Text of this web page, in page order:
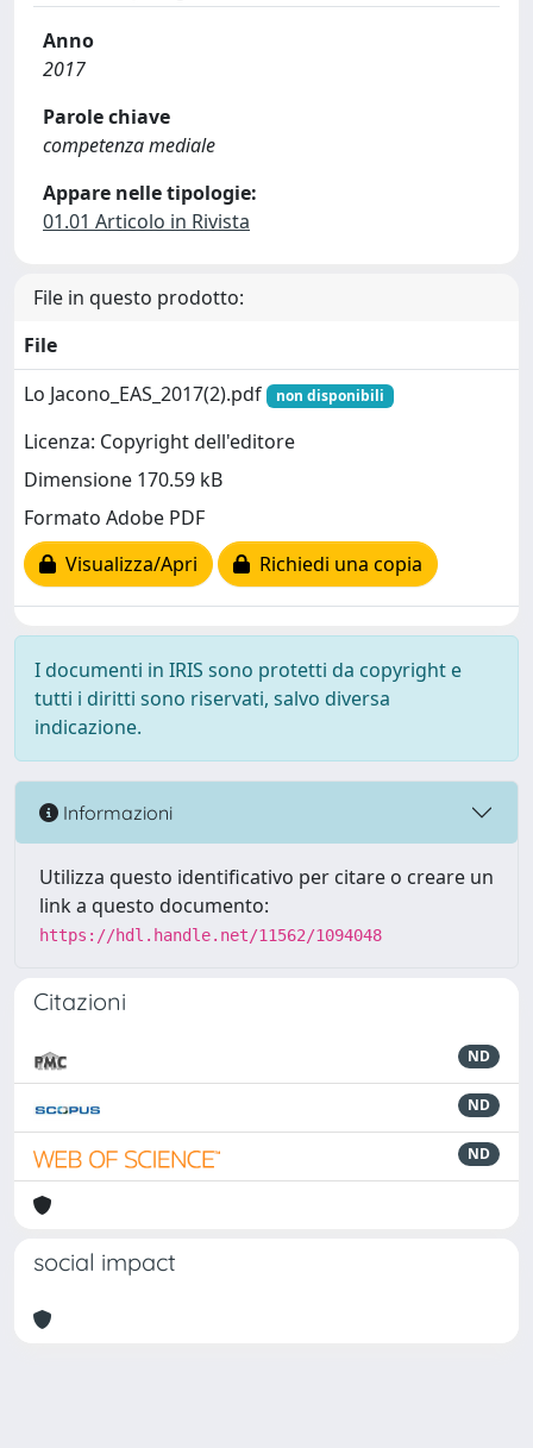
Anno
2017
Parole chiave
competenza mediale
Appare nelle tipologie:
01.01 Articolo in Rivista
File in questo prodotto:
File
Lo Jacono_EAS_2017(2).pdf
non disponibili
Licenza: Copyright dell'editore
Dimensione 170.59 kB
Formato Adobe PDF
Visualizza/Apri
Richiedi una copia
I documenti in IRIS sono protetti da copyright e
tutti i diritti sono riservati, salvo diversa
indicazione.
Informazioni
Utilizza questo identificativo per citare o creare un
link a questo documento:
https://hdl.handle.net/11562/1094048
Citazioni
ND
ND
ND
social impact